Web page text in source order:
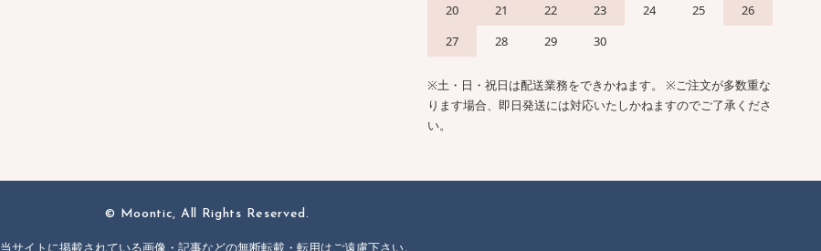
20
21 22 23 24 25
26
27
28 29 30
※土・日・祝日は配送業務をできかねます。 ※ご注文が多数重な
ります場合、即日発送には対応いたしかねますのでご了承くださ
い。
© Moontic, All Rights Reserved.
当サイトに掲載されている画像・記事などの無断転載・転用はご遠慮下さい。